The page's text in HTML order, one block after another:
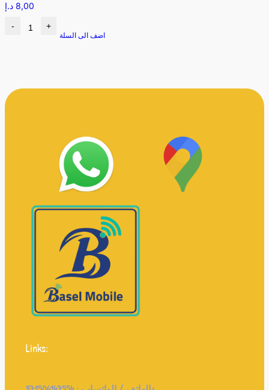
8,00 د.إ
- +
اضف الى السلة
Links: